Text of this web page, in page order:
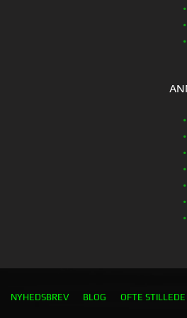
NYHEDSBREV BLOG OFTE STILLEDE